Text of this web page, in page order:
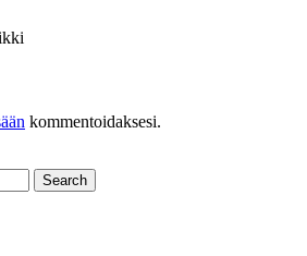
– Scuds
Shaddow
kommentoidaksesi.
Search